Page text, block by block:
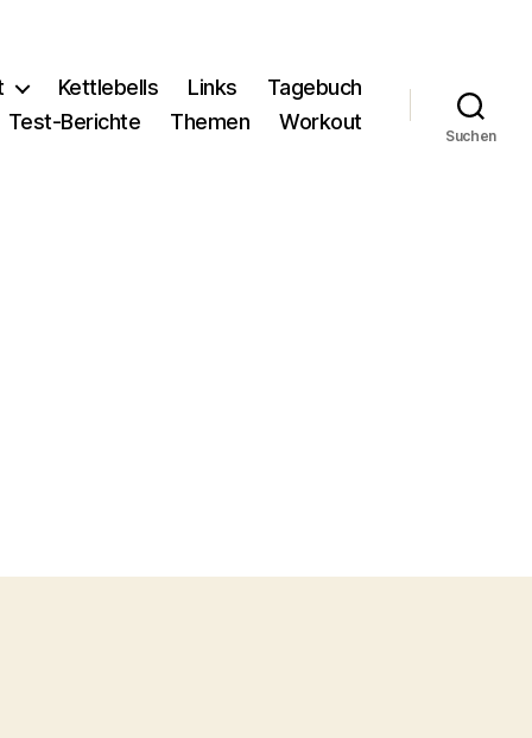
Kettlebells Links
Tagebuch
Test-Berichte
Themen Workout
Suchen